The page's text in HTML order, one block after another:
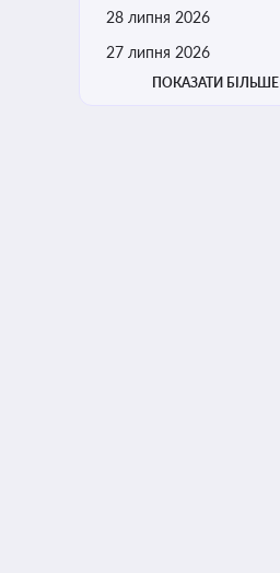
28 липня 2026
27 липня 2026
ПОКАЗАТИ БІЛЬШЕ